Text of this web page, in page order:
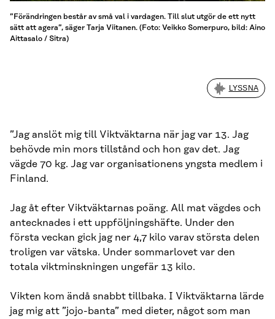
”Förändringen består av små val i vardagen. Till slut utgör de ett nytt
sätt att agera”, säger Tarja Viitanen. (Foto: Veikko Somerpuro, bild: Aino
Aittasalo / Sitra)
LYSSNA
”Jag anslöt mig till Viktväktarna när jag var 13. Jag
behövde min mors tillstånd och hon gav det. Jag
vägde 70 kg. Jag var organisationens yngsta medlem i
Finland.
Jag åt efter Viktväktarnas poäng. All mat vägdes och
antecknades i ett uppföljningshäfte. Under den
första veckan gick jag ner 4,7 kilo varav största delen
troligen var vätska. Under sommarlovet var den
totala viktminskningen ungefär 13 kilo.
Vikten kom ändå snabbt tillbaka. I Viktväktarna lärde
jag mig att ”jojo-banta” med dieter, något som man